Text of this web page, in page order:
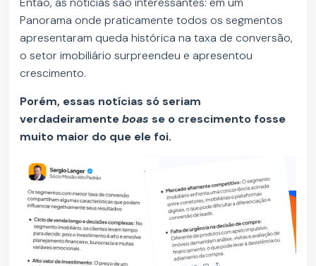
Panorama onde praticamente todos os segmentos
apresentaram queda histórica na taxa de conversão,
o setor imobiliário surpreendeu e apresentou
crescimento.
Porém, essas notícias só seriam
verdadeiramenteboasse o crescimento fosse
muito maior do que ele foi.